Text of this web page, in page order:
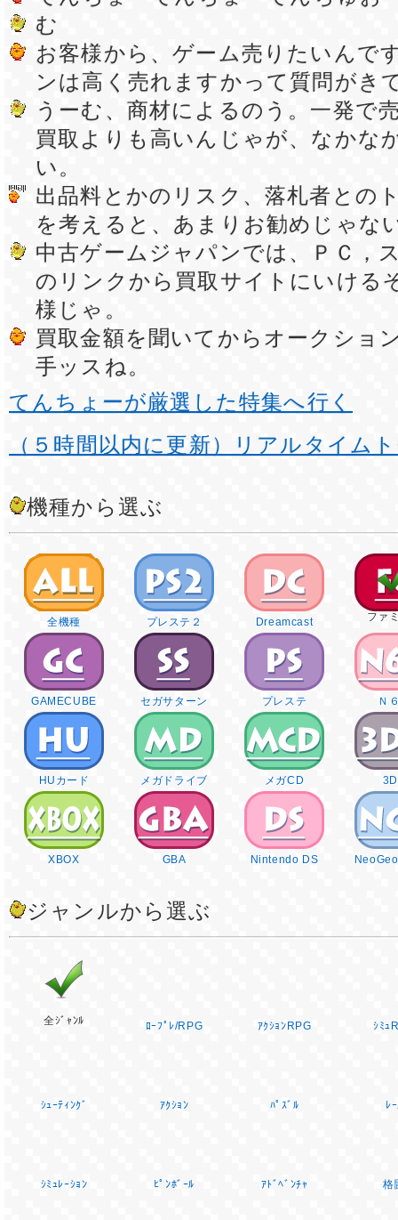
む
お客様から、ゲーム売りたいんで
ンは高く売れますかって質問がき
うーむ、商材によるのう。一発で
買取よりも高いんじゃが、なかな
い。
出品料とかのリスク、落札者との
を考えると、あまりお勧めじゃな
中古ゲームジャパンでは、ＰＣ，
のリンクから買取サイトにいける
様じゃ。
買取金額を聞いてからオークショ
手ッスね。
てんちょーが厳選した特集へ行く
（５時間以内に更新）リアルタイム
機種から選ぶ
全機種 プレステ２ Dreamcast ファ
GAMECUBE セガサターン プレステ Ｎ
HUカード メガドライブ メガCD
XBOX GBA Nintendo DS
ジャンルから選ぶ
全ｼﾞｬﾝﾙ ﾛｰﾌﾟﾚ/RPG ｱｸｼｮﾝRPG ｼﾐｭ
ｼｭｰﾃｨﾝｸﾞ ｱｸｼｮﾝ ﾊﾟｽﾞﾙ ﾚ
ｼﾐｭﾚｰｼｮﾝ ﾋﾟﾝﾎﾞｰﾙ ｱﾄﾞﾍﾞﾝﾁｬ 格